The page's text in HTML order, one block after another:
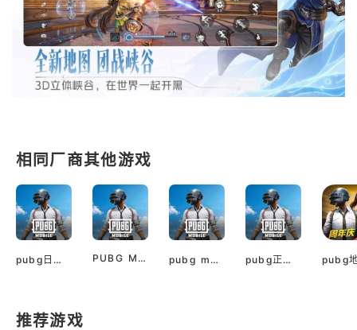
相同厂商其他游戏
pubg日服韩服 PUBG Mobile Downloads apk pubg mobile国际版 pubg正版入口手机版
推荐游戏